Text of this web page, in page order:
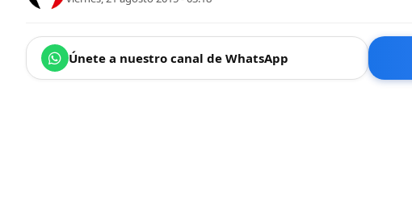
Únete a nuestro canal de WhatsApp